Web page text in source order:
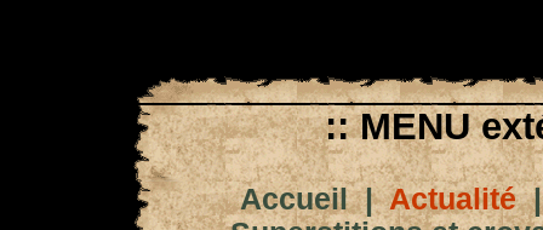
:: MENU
Accueil|Actualité